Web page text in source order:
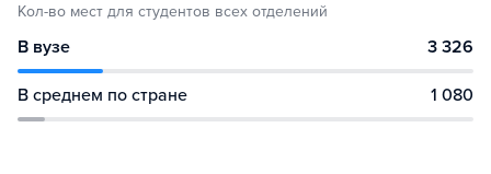
Кол-во мест для студентов всех отделений
В вузе 3 326
В среднем по стране 1 080